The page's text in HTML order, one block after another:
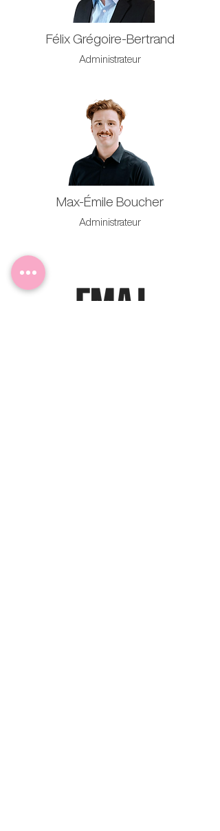
Félix Grégoire-Bertrand
Administrateur
Max-Émile Boucher
Administrateur